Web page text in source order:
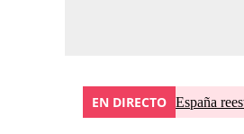
EN DIRECTO España